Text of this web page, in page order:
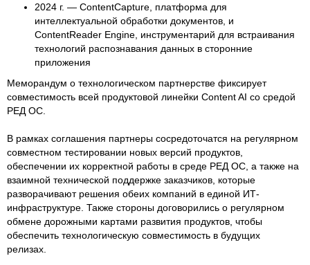
2024 г. — ContentCapture, платформа для
интеллектуальной обработки документов, и
ContentReader Engine, инструментарий для встраивания
технологий распознавания данных в сторонние
приложения
Меморандум о технологическом партнерстве фиксирует
совместимость всей продуктовой линейки Content AI со средой
РЕД ОС.
В рамках соглашения партнеры сосредоточатся на регулярном
совместном тестировании новых версий продуктов,
обеспечении их корректной работы в среде РЕД ОС, а также на
взаимной технической поддержке заказчиков, которые
разворачивают решения обеих компаний в единой ИТ-
инфраструктуре. Также стороны договорились о регулярном
обмене дорожными картами развития продуктов, чтобы
обеспечить технологическую совместимость в будущих
релизах.